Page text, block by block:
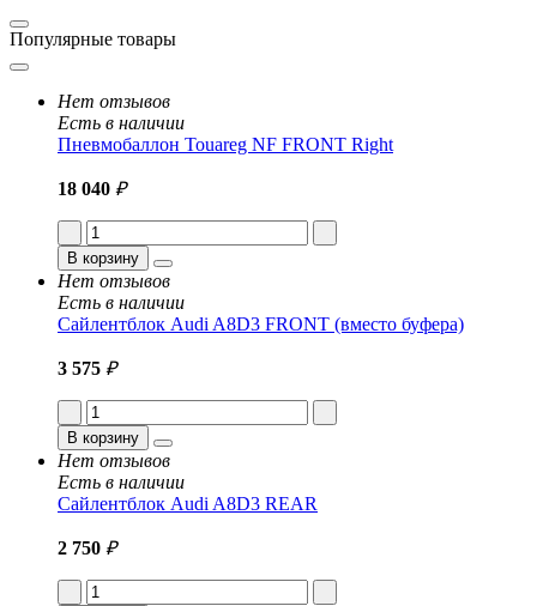
Популярные товары
Нет отзывов
Есть в наличии
Пневмобаллон Touareg NF FRONT Right
18 040 ₽
В корзину
Нет отзывов
Есть в наличии
Сайлентблок Audi A8D3 FRONT (вместо буфера)
3 575 ₽
В корзину
Нет отзывов
Есть в наличии
Сайлентблок Audi A8D3 REAR
2 750 ₽